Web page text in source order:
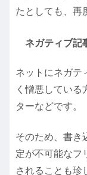
たとしても、再
ネガティブ記
ネットにネガテ
く憎悪している
ターなどです。
そのため、書き
定が不可能なフ
されることも珍